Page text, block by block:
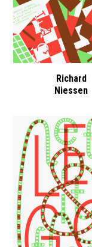
Richard
Niessen